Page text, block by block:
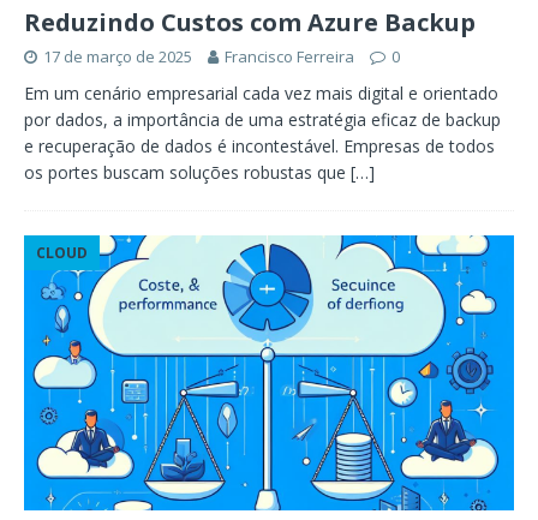
Reduzindo Custos com Azure Backup
17 de março de 2025 Francisco Ferreira 0
Em um cenário empresarial cada vez mais digital e orientado
por dados, a importância de uma estratégia eficaz de backup
e recuperação de dados é incontestável. Empresas de todos
os portes buscam soluções robustas que […]
CLOUD